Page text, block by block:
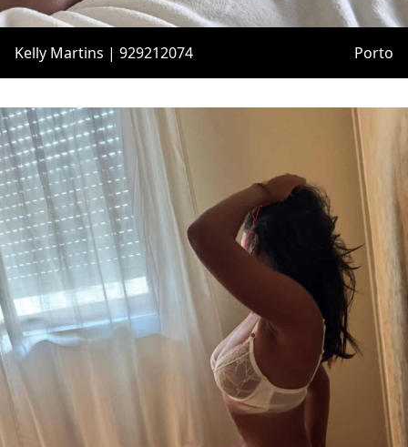
Kelly Martins | 929212074 Porto